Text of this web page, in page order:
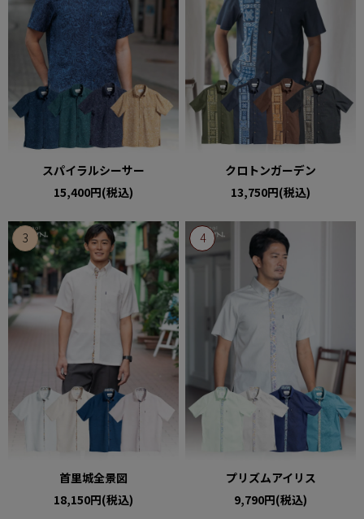
スパイラルシーサー
15,400円(税込)
クロトンガーデン
13,750円(税込)
首里城全景図
18,150円(税込)
プリズムアイリス
9,790円(税込)